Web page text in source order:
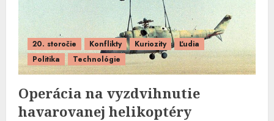
20. storočie Konflikty Kuriozity
Ľudia
Politika
Technológie
Operácia na vyzdvihnutie
havarovanej helikoptéry